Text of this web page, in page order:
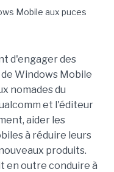
d'engager des
Windows Mobile
nomades du
et l'éditeur
aider les
à réduire leurs
produits.
outre conduire à